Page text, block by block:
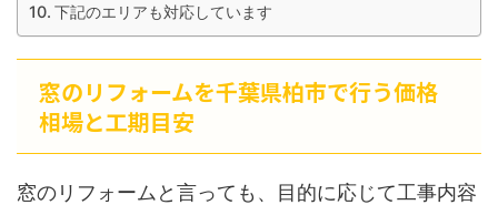
下記のエリアも対応しています
窓のリフォームを千葉県柏市で行う価格
相場と工期目安
窓のリフォームと言っても、目的に応じて工事内容